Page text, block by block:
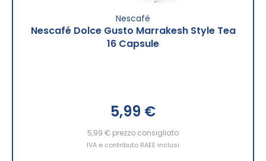
Nescafé
Nescafé Dolce Gusto Marrakesh Style Tea
16 Capsule
5,99 €
5,99 € prezzo consigliato
IVA e contributo RAEE inclusi